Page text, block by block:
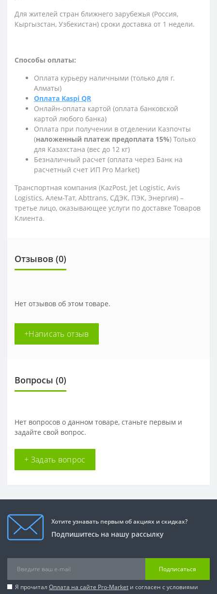
Для жителей стран ближнего зарубежья (Россия,
Кыргызстан, Узбекистан) сроки доставка от 1 недели.
Способы оплаты:
Оплата курьеру наличными (только для г.
Алматы)
Оплата Kaspi QR
Онлайн-оплата картой (оплата банковской
картой любого банка)
Оплата при получении в отделении Казпочты
(наложенный платеж предоплата 15%) Только
для Казахстана (вес до 12 кг)
Безналичный расчет (оплата через Банк на
расчетный счет ИП Pro Market)
Транспортная компания (KazPost, Jet Logistic, Avis
Logistics, Алем-Тат, Abttrans, СДЭК, ПЭК, Энергия) –
третье лицо, оказывающее услуги по доставке Товаров
Клиента.
Отзывов (0)
Нет отзывов об этом товаре.
+Написать отзыв
Вопросы (0)
Нет вопросов о данном товаре, станьте первым и
задайте свой вопрос.
+ Задать вопрос
Хотите узнавать первым об акциях и скидках?
Подпишитесь на нашу рассылку
Подписаться
Я прочитал Оплата на сайте Pro-Market и согласен с условиями